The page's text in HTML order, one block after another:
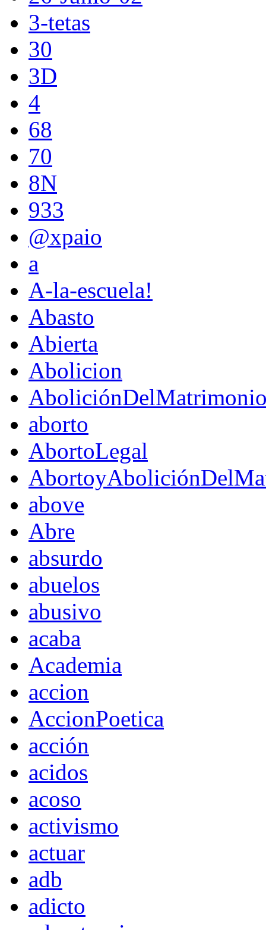
3-tetas
30
3D
4
68
70
8N
933
@xpaio
a
A-la-escuela!
Abasto
Abierta
Abolicion
aborto
AbortoLegal
above
Abre
absurdo
abuelos
abusivo
acaba
Academia
accion
AccionPoetica
acción
acidos
acoso
activismo
actuar
adb
adicto